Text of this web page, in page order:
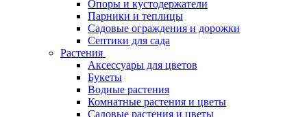
Опоры и кустодержатели
Парники и теплицы
Садовые ограждения и дорожки
Септики для сада
Растения
Аксессуары для цветов
Букеты
Водные растения
Комнатные растения и цветы
Садовые растения и цветы